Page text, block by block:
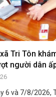
Tri Tôn
người dân
6 và 7/8/2026,